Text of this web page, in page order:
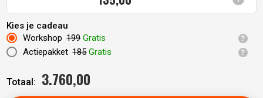
Kies je cadeau
Workshop 199Gratis
Actiepakket 185Gratis
Totaal: 3.760,00